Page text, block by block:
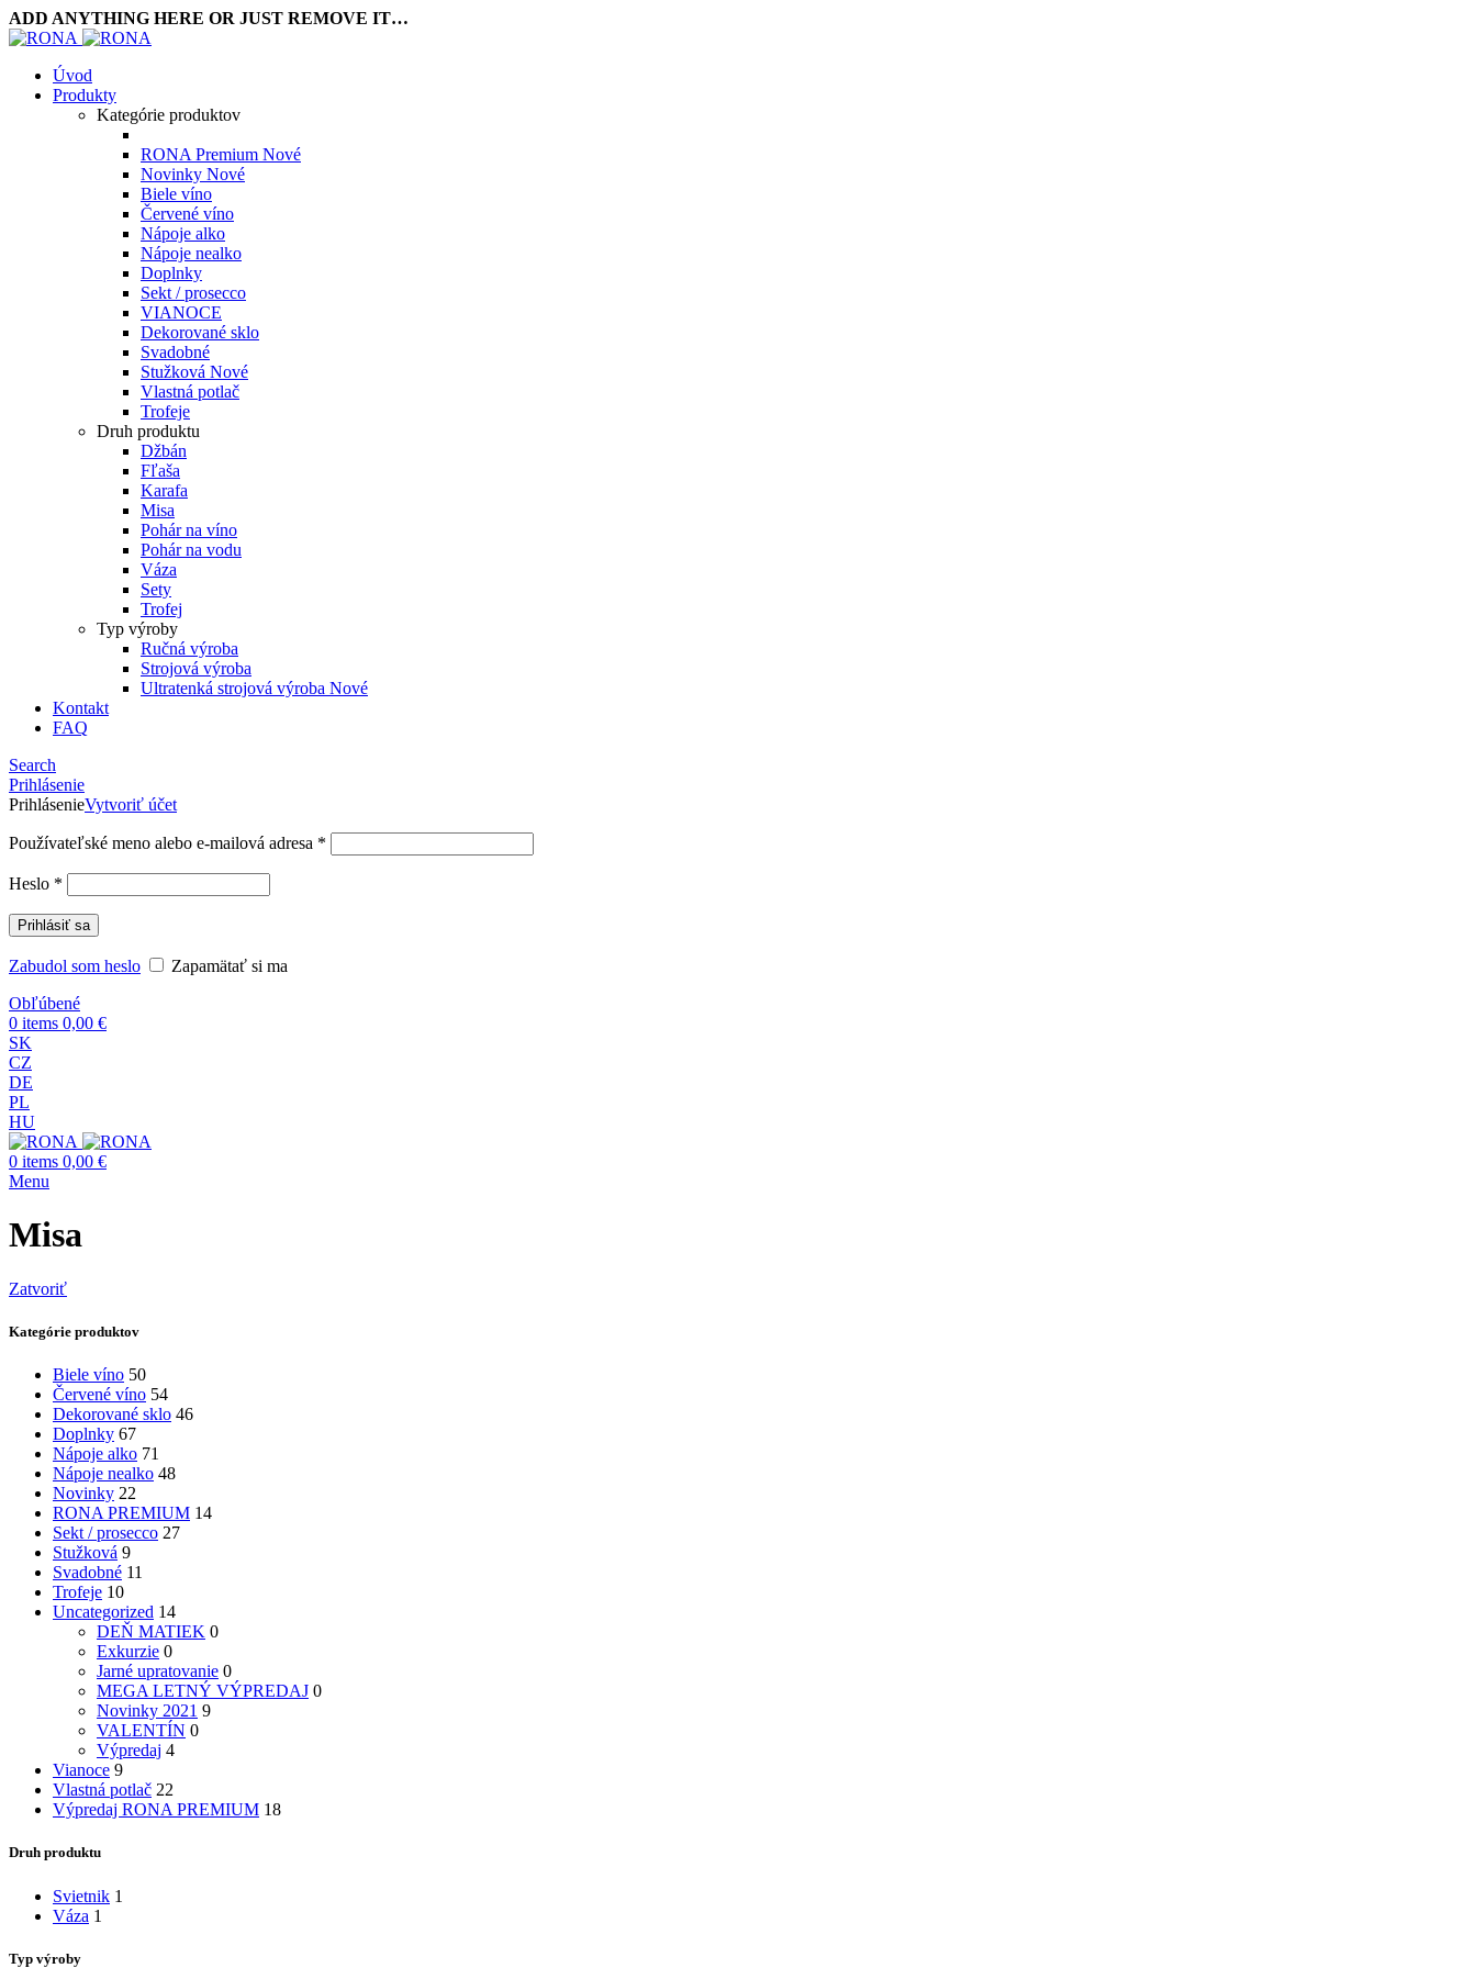
ADD ANYTHING HERE OR JUST REMOVE IT…
Úvod
Produkty
Kategórie produktov
RONA Premium Nové
Novinky Nové
Biele víno
Červené víno
Nápoje alko
Nápoje nealko
Doplnky
Sekt / prosecco
VIANOCE
Dekorované sklo
Svadobné
Stužková Nové
Vlastná potlač
Trofeje
Druh produktu
Džbán
Fľaša
Karafa
Misa
Pohár na víno
Pohár na vodu
Váza
Sety
Trofej
Typ výroby
Ručná výroba
Strojová výroba
Ultratenká strojová výroba Nové
Kontakt
FAQ
Search
Prihlásenie
PrihlásenieVytvoriť účet
Používateľské meno alebo e-mailová adresa *
Heslo *
Prihlásiť sa
Zabudol som heslo
Zapamätať si ma
Obľúbené
0 items 0,00 €
SK
CZ
DE
PL
HU
0 items 0,00 €
Menu
Misa
Zatvoriť
Kategórie produktov
Biele víno 50
Červené víno 54
Dekorované sklo 46
Doplnky 67
Nápoje alko 71
Nápoje nealko 48
Novinky 22
RONA PREMIUM 14
Sekt / prosecco 27
Stužková 9
Svadobné 11
Trofeje 10
Uncategorized 14
DEŇ MATIEK 0
Exkurzie 0
Jarné upratovanie 0
MEGA LETNÝ VÝPREDAJ 0
Novinky 2021 9
VALENTÍN 0
Výpredaj 4
Vianoce 9
Vlastná potlač 22
Výpredaj RONA PREMIUM 18
Druh produktu
Svietnik 1
Váza 1
Typ výroby